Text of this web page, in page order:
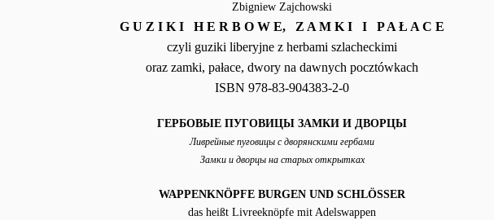
Zbigniew Zajchowski
G U Z I K I H E R B O W E, Z A M K I I P A Ł A C E
czyli guziki liberyjne z herbami szlacheckimi
oraz zamki, pałace, dwory na dawnych pocztówkach
ISBN 978-83-904383-2-0
ГЕРБОВЫЕ ПУГОВИЦЫ ЗАМКИ И ДВОРЦЫ
Ливрейные пуговицы с дворянскими гербами
Замки и дворцы на старых открытках
WAPPENKNÖPFE BURGEN UND SCHLÖSSER
das heißt Livreeknöpfe mit Adelswappen